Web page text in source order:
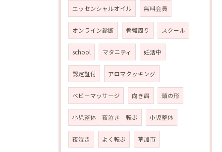
エッセンシャルオイル 無料会員
オンライン診断 骨盤周り スクール
school マタニティ 妊活中
認定証付 アロマクッキング
ベビーマッサージ 向き癖 頭の形
小児整体 夜泣き 転ぶ 小児整体
夜泣き よく転ぶ 草加市